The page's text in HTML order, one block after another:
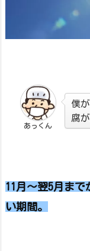
あっくん
僕
腐
11月～翌5月まで
い期間。